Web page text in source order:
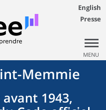
English
Presse
MENU
Memmie
avant 1943,